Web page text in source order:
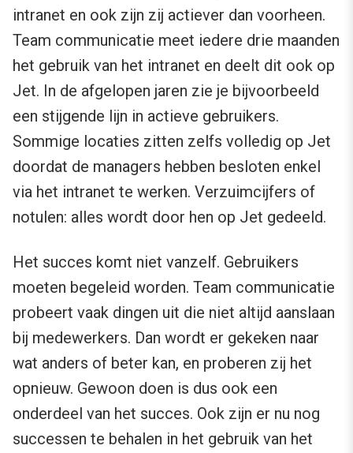
intranet en ook zijn zij actiever dan voorheen.
Team communicatie meet iedere drie maanden
het gebruik van het intranet en deelt dit ook op
Jet. In de afgelopen jaren zie je bijvoorbeeld
een stijgende lijn in actieve gebruikers.
Sommige locaties zitten zelfs volledig op Jet
doordat de managers hebben besloten enkel
via het intranet te werken. Verzuimcijfers of
notulen: alles wordt door hen op Jet gedeeld.
Het succes komt niet vanzelf. Gebruikers
moeten begeleid worden. Team communicatie
probeert vaak dingen uit die niet altijd aanslaan
bij medewerkers. Dan wordt er gekeken naar
wat anders of beter kan, en proberen zij het
opnieuw. Gewoon doen is dus ook een
onderdeel van het succes. Ook zijn er nu nog
successen te behalen in het gebruik van het